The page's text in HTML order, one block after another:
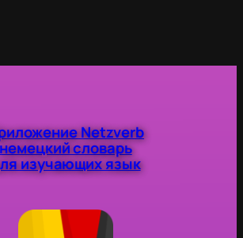
Netzverb
немецкий словарь
изучающих язык